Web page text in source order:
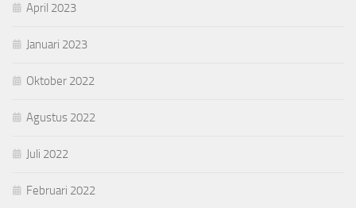
April 2023
Januari 2023
Oktober 2022
Agustus 2022
Juli 2022
Februari 2022